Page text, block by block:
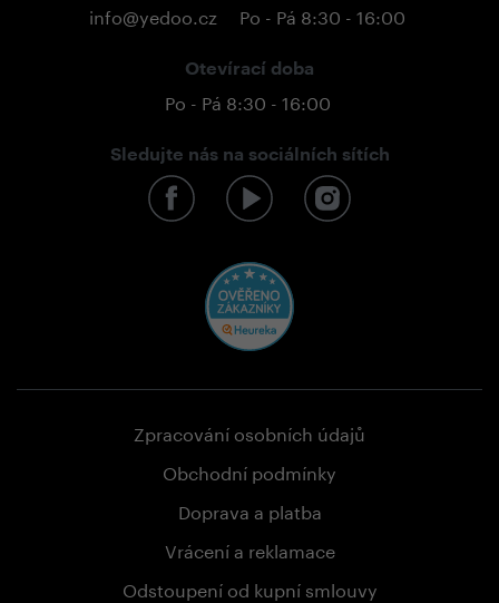
info@yedoo.cz
Po - Pá 8:30 - 16:00
Otevírací doba
Po - Pá 8:30 - 16:00
Sledujte nás na sociálních sítích
Zpracování osobních údajů
Obchodní podmínky
Doprava a platba
Vrácení a reklamace
Odstoupení od kupní smlouvy